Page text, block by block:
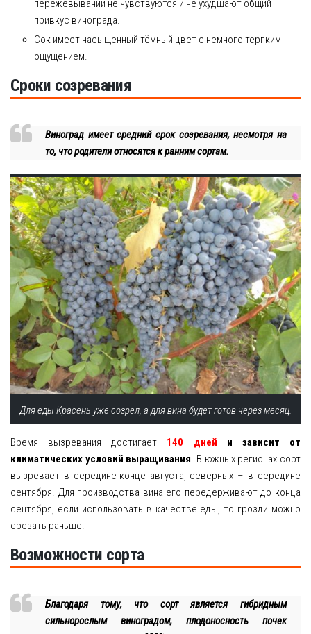
пережёвывании не чувствуются и не ухудшают общий
привкус винограда.
Сок имеет насыщенный тёмный цвет с немного терпким
ощущением.
Сроки созревания
Виноград имеет средний срок созревания, несмотря на
то, что родители относятся к ранним сортам.
Для еды Красень уже созрел, а для вина будет готов через месяц.
Время вызревания достигает 140 дней и зависит от
климатических условий выращивания. В южных регионах сорт
вызревает в середине-конце августа, северных – в середине
сентября. Для производства вина его передерживают до конца
сентября, если использовать в качестве еды, то грозди можно
срезать раньше.
Возможности сорта
Благодаря тому, что сорт является гибридным
сильнорослым виноградом, плодоносность почек